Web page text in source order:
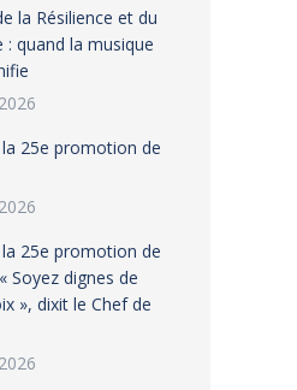
la Résilience et du
: quand la musique
25e promotion de
25e promotion de
Soyez dignes de
», dixit le Chef de